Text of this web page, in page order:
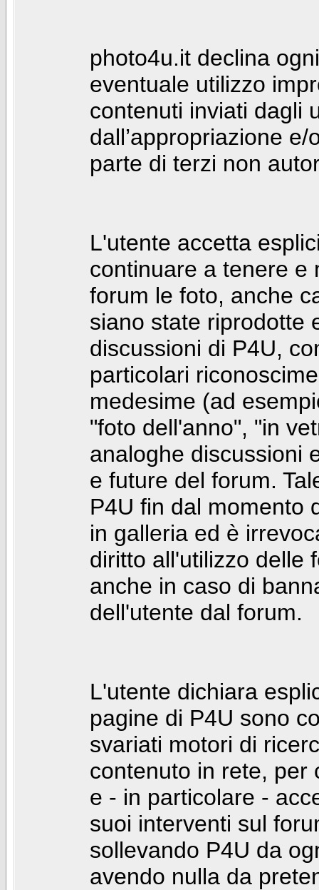
photo4u.it declina
eventuale utilizzo
contenuti inviati dagli
dall’appropriazione
parte di terzi non
L'utente accetta
continuare a tenere e
forum le foto, anche
siano state riprodotte
discussioni di P4U,
particolari
medesime (ad
"foto dell'anno", "in
analoghe discussioni
e future del forum.
P4U fin dal momento
in galleria ed è
diritto all'utilizzo delle
anche in caso di
dell'utente dal forum.
L'utente dichiara
pagine di P4U sono
svariati motori di
contenuto in rete, per
e - in particolare -
suoi interventi sul
sollevando P4U da
avendo nulla da